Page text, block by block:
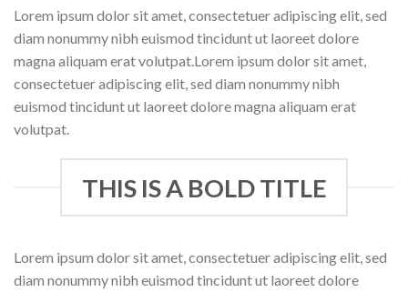
Lorem ipsum dolor sit amet, consectetuer adipiscing elit, sed
diam nonummy nibh euismod tincidunt ut laoreet dolore
magna aliquam erat volutpat.Lorem ipsum dolor sit amet,
consectetuer adipiscing elit, sed diam nonummy nibh
euismod tincidunt ut laoreet dolore magna aliquam erat
volutpat.
THIS IS A BOLD TITLE
Lorem ipsum dolor sit amet, consectetuer adipiscing elit, sed
diam nonummy nibh euismod tincidunt ut laoreet dolore